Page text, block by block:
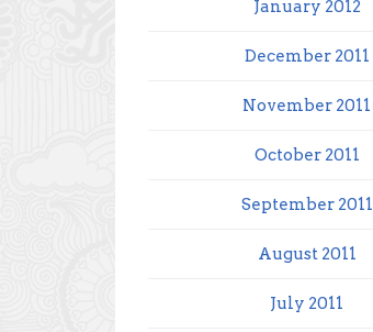
January 2012
December 2011
November 2011
October 2011
September 2011
August 2011
July 2011